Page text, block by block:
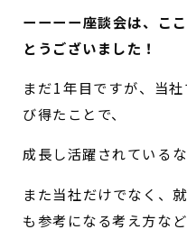
ーーーー座談会は、こ
とうございました！
まだ1年目ですが、当
び得たことで、
成長し活躍されている
また当社だけでなく、
も参考になる考え方な